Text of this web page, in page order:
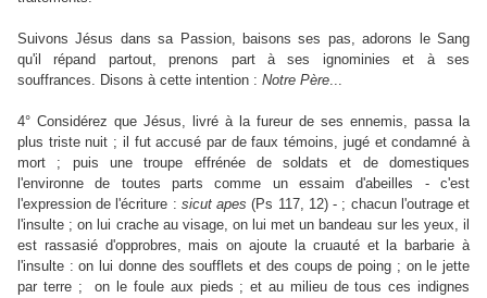
Suivons Jésus dans sa Passion, baisons ses pas, adorons le Sang
qu'il répand partout, prenons part à ses ignominies et à ses
souffrances. Disons à cette intention : Notre Père...
4° Considérez que Jésus, livré à la fureur de ses ennemis, passa la
plus triste nuit ; il fut accusé par de faux témoins, jugé et condamné à
mort ; puis une troupe effrénée de soldats et de domestiques
l'environne de toutes parts comme un essaim d'abeilles - c'est
l'expression de l'écriture : sicut apes (Ps 117, 12) - ; chacun l'outrage et
l'insulte ; on lui crache au visage, on lui met un bandeau sur les yeux, il
est rassasié d'opprobres, mais on ajoute la cruauté et la barbarie à
l'insulte : on lui donne des soufflets et des coups de poing ; on le jette
par terre ; on le foule aux pieds ; et au milieu de tous ces indignes